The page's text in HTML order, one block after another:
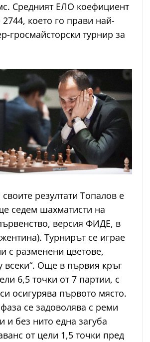
Средният ЕЛО коефициент
което го прави най-
гросмайсторски турнир за
резултати Топалов е
седем шахматисти на
версия ФИДЕ, в
Турнирът се играе
с разменени цветове,
всеки“. Още в първия кръг
6,5 точки от 7 партии, с
осигурява първото място.
се задоволява с реми
и без нито една загуба
от цели 1,5 точки пред